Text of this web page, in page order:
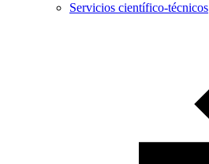
Servicios científico-técnicos